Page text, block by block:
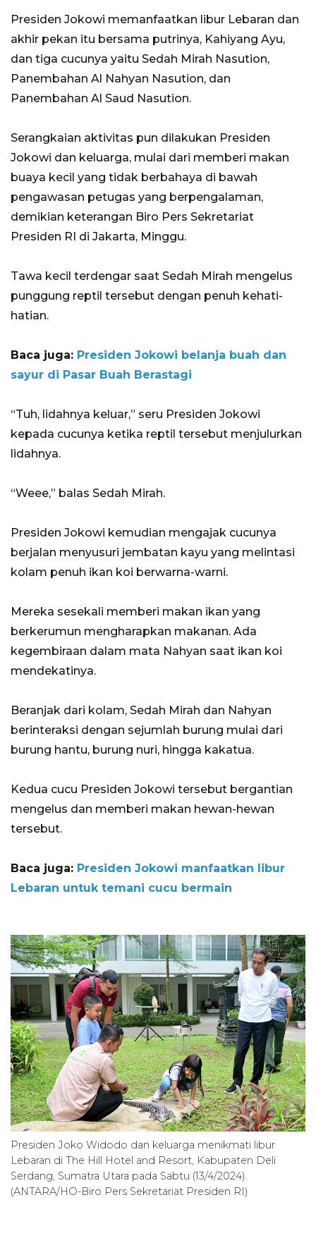
Presiden Jokowi memanfaatkan libur Lebaran dan
akhir pekan itu bersama putrinya, Kahiyang Ayu,
dan tiga cucunya yaitu Sedah Mirah Nasution,
Panembahan Al Nahyan Nasution, dan
Panembahan Al Saud Nasution.
Serangkaian aktivitas pun dilakukan Presiden
Jokowi dan keluarga, mulai dari memberi makan
buaya kecil yang tidak berbahaya di bawah
pengawasan petugas yang berpengalaman,
demikian keterangan Biro Pers Sekretariat
Presiden RI di Jakarta, Minggu.
Tawa kecil terdengar saat Sedah Mirah mengelus
punggung reptil tersebut dengan penuh kehati-
hatian.
Baca juga: Presiden Jokowi belanja buah dan
sayur di Pasar Buah Berastagi
“Tuh, lidahnya keluar,” seru Presiden Jokowi
kepada cucunya ketika reptil tersebut menjulurkan
lidahnya.
“Weee,” balas Sedah Mirah.
Presiden Jokowi kemudian mengajak cucunya
berjalan menyusuri jembatan kayu yang melintasi
kolam penuh ikan koi berwarna-warni.
Mereka sesekali memberi makan ikan yang
berkerumun mengharapkan makanan. Ada
kegembiraan dalam mata Nahyan saat ikan koi
mendekatinya.
Beranjak dari kolam, Sedah Mirah dan Nahyan
berinteraksi dengan sejumlah burung mulai dari
burung hantu, burung nuri, hingga kakatua.
Kedua cucu Presiden Jokowi tersebut bergantian
mengelus dan memberi makan hewan-hewan
tersebut.
Baca juga: Presiden Jokowi manfaatkan libur
Lebaran untuk temani cucu bermain
Presiden Joko Widodo dan keluarga menikmati libur
Lebaran di The Hill Hotel and Resort, Kabupaten Deli
Serdang, Sumatra Utara pada Sabtu (13/4/2024).
(ANTARA/HO-Biro Pers Sekretariat Presiden RI)